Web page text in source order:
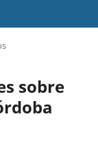
sobre